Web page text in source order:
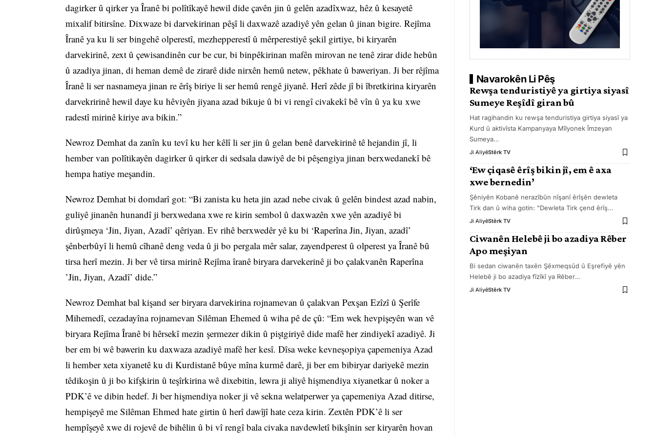
dagirker û qirker ya Îranê bi polîtîkayê hewil dide çavên jin û gelên azadîxwaz, hêz û kesayetê
mixalif bitirsîne. Dixwaze bi darvekirinan pêşî li daxwazê azadiyê yên gelan û jinan bigire. Rejîma
Îranê ya ku li ser bingehê olperestî, mezhepperestî û mêrperestiyê şekil girtiye, bi kiryarên
darvekirinê, zext û çewisandinên cur be cur, bi binpêkirinan mafên mirovan ne tenê zirar dide hebûn
û azadiya jinan, di heman demê de zirarê dide nirxên hemû netew, pêkhate û baweriyan. Ji ber rêjîma
Îranê li ser nasnameya jinan re êrîş biriye li ser hemû rengê jiyanê. Herî zêde jî bi îbretkirina kiryarên
darvekririnê hewil daye ku hêviyên jiyana azad bikuje û bi vi rengî civakekî bê vîn û ya ku xwe
radestî mirinê kiriye ava bikin.”
Newroz Demhat da zanîn ku tevî ku her kêlî li ser jin û gelan benê darvekirinê tê hejandin jî, li
hember van polîtikayên dagirker û qirker di sedsala dawiyê de bi pêşengiya jinan berxwedanekî bê
hempa hatiye meşandin.
Newroz Demhat bi domdarî got: “Bi zanista ku heta jin azad nebe civak û gelên bindest azad nabin,
guliyê jinanên hunandî ji berxwedana xwe re kirin sembol û daxwazên xwe yên azadiyê bi
dirûşmeya ‘Jin, Jiyan, Azadî’ qêriyan. Ev rihê berxwedêr yê ku bi ‘Raperîna Jin, Jiyan, azadî’
şênberbûyî li hemû cîhanê deng veda û ji bo pergala mêr salar, zayendperest û olperest ya Îranê bû
tirsa herî mezin. Ji ber vê tirsa mirinê Rejîma îranê biryara darvekerinê ji bo çalakvanên Raperîna
’Jin, Jiyan, Azadî’ dide.”
Newroz Demhat bal kişand ser biryara darvekirina rojnamevan û çalakvan Pexşan Ezîzî û Şerîfe
Mihemedî, cezadayîna rojnamevan Silêman Ehemed û wiha pê de çû: “Em wek hevpişeyên wan vê
biryara Rejîma Îranê bi hêrsekî mezin şermezer dikin û piştgiriyê dide mafê her zindiyekî azadiyê. Ji
ber em bi wê bawerin ku daxwaza azadiyê mafê her kesî. Dîsa weke kevneşopiya çapemeniya Azad
li hember xeta xiyanetê ku di Kurdistanê bûye mîna kurmê darê, ji ber em bibiryar dariyekê mezin
têdikoşin û ji bo kifşkirin û teşîrkirina wê dixebitin, lewra ji aliyê hişmendiya xiyanetkar û noker a
PDK’ê ve dibin hedef. Ji ber hişmendiya noker ji vê sekna welatperwer ya çapemeniya Azad ditirse,
hempişeyê me Silêman Ehmed hate girtin û herî dawîjî hate ceza kirin. Zextên PDK’ê li ser
hempîşeyê xwe di rojevê de bihêlin û bi vî rengî bala civaka navdewletî bikşînin ser kiryarên hovan
Navarokên Li Pêş
Rewşa tenduristiyê ya girtiya siyasî
Sumeye Reşîdî giran bû
Hat ragihandin ku rewşa tenduristiya girtiya siyasî ya
Kurd û aktivîsta Kampanyaya Mîlyonek Îmzeyan
Sumeya…
Ji AliyêStêrk TV
‘Ew çiqasê êrîş bikin jî, em ê axa
xwe bernedin’
Şêniyên Kobanê nerazîbûn nîşanî êrîşên dewleta
Tirk dan û wiha gotin: "Dewleta Tirk çend êrîş…
Ji AliyêStêrk TV
Ciwanên Helebê ji bo azadiya Rêber
Apo meşiyan
Bi sedan ciwanên taxên Şêxmeqsûd û Eşrefiyê yên
Helebê ji bo azadiya fîzîkî ya Rêber…
Ji AliyêStêrk TV